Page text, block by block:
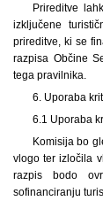
Prireditve
izključene
prireditve, ki se
razpisa Občine
tega pravilnika.
6. Uporaba
6.1 Uporaba
Komisija bo
vlogo ter izločila
razpis bodo
sofinanciranju